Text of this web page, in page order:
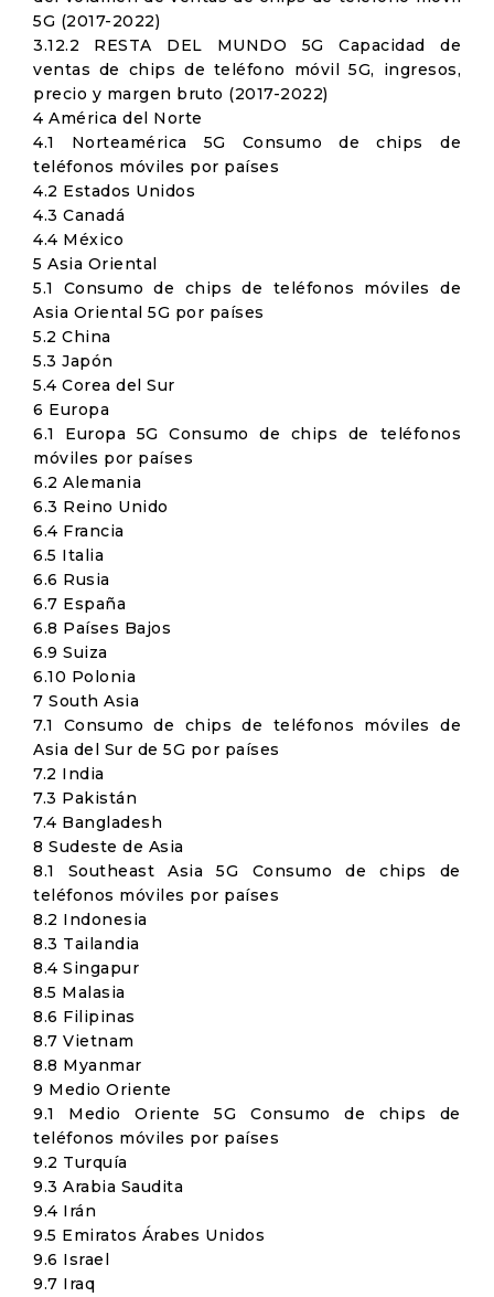
5G (2017-2022)
3.12.2 RESTA DEL MUNDO 5G Capacidad de
ventas de chips de teléfono móvil 5G, ingresos,
precio y margen bruto (2017-2022)
4 América del Norte
4.1 Norteamérica 5G Consumo de chips de
teléfonos móviles por países
4.2 Estados Unidos
4.3 Canadá
4.4 México
5 Asia Oriental
5.1 Consumo de chips de teléfonos móviles de
Asia Oriental 5G por países
5.2 China
5.3 Japón
5.4 Corea del Sur
6 Europa
6.1 Europa 5G Consumo de chips de teléfonos
móviles por países
6.2 Alemania
6.3 Reino Unido
6.4 Francia
6.5 Italia
6.6 Rusia
6.7 España
6.8 Países Bajos
6.9 Suiza
6.10 Polonia
7 South Asia
7.1 Consumo de chips de teléfonos móviles de
Asia del Sur de 5G por países
7.2 India
7.3 Pakistán
7.4 Bangladesh
8 Sudeste de Asia
8.1 Southeast Asia 5G Consumo de chips de
teléfonos móviles por países
8.2 Indonesia
8.3 Tailandia
8.4 Singapur
8.5 Malasia
8.6 Filipinas
8.7 Vietnam
8.8 Myanmar
9 Medio Oriente
9.1 Medio Oriente 5G Consumo de chips de
teléfonos móviles por países
9.2 Turquía
9.3 Arabia Saudita
9.4 Irán
9.5 Emiratos Árabes Unidos
9.6 Israel
9.7 Iraq